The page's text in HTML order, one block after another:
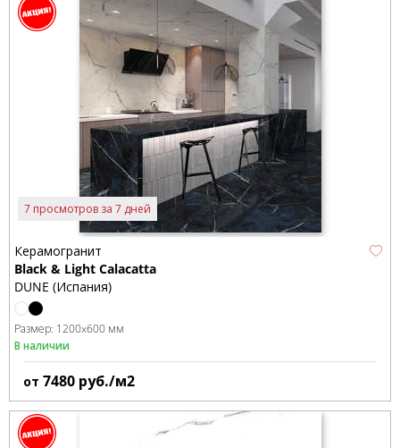
7 просмотров за 7 дней
Керамогранит
Black & Light Calacatta
DUNE (Испания)
Размер: 1200x600 мм
В наличии
от 7480 руб./м2